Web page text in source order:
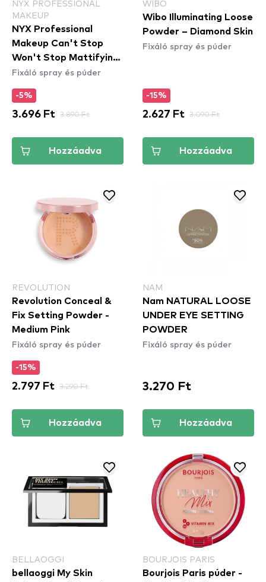
NYX PROFESSIONAL
MAKEUP
NYX Professional
Makeup Can't Stop
Won't Stop Mattifying
Powder - Bright Peach
Fixáló spray és púder
-5%
3.696 Ft 3.890 Ft
Hozzáadva
WIBO
Wibo Illuminating Loose
Powder – Diamond Skin
Fixáló spray és púder
-15%
2.627 Ft 3.090 Ft
Hozzáadva
REVOLUTION
Revolution Conceal &
Fix Setting Powder -
Medium Pink
Fixáló spray és púder
-15%
2.797 Ft 3.290 Ft
Hozzáadva
NAM
Nam NATURAL LOOSE
UNDER EYE SETTING
POWDER
Fixáló spray és púder
3.270 Ft
Hozzáadva
BELLAOGGI
bellaoggi My Skin
BOURJOIS PARIS
Bourjois Paris púder -